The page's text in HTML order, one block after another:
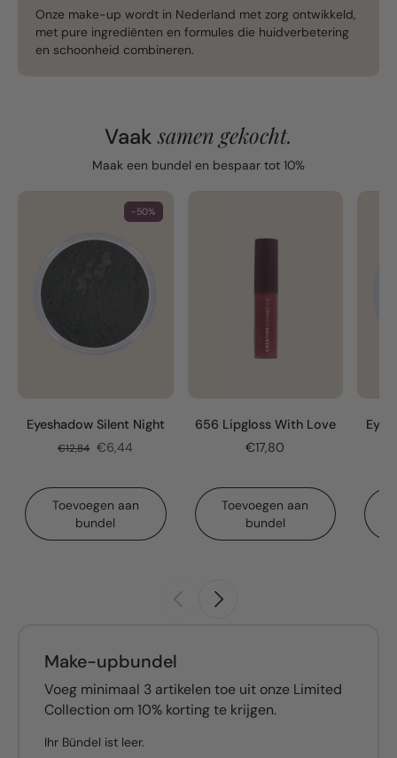
Onze make-up wordt in Nederland met zorg ontwikkeld,
met pure ingrediënten en formules die huidverbetering
en schoonheid combineren.
Vaaksamen gekocht.
Maak een bundel en bespaar tot 10%
-50%
Eyeshadow Silent Night
€12,84 €6,44
Toevoegen aan
bundel
656 Lipgloss With Love
€17,80
Toevoegen aan
bundel
Make-upbundel
Voeg minimaal 3 artikelen toe uit onze Limited
Collection om 10% korting te krijgen.
Ihr Bündel ist leer.